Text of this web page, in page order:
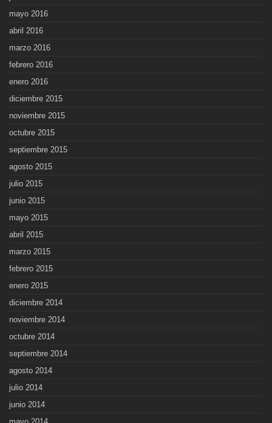
mayo 2016
abril 2016
marzo 2016
febrero 2016
enero 2016
diciembre 2015
noviembre 2015
octubre 2015
septiembre 2015
agosto 2015
julio 2015
junio 2015
mayo 2015
abril 2015
marzo 2015
febrero 2015
enero 2015
diciembre 2014
noviembre 2014
octubre 2014
septiembre 2014
agosto 2014
julio 2014
junio 2014